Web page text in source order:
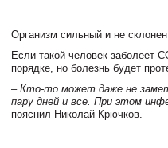
Организм сильный и не
Если такой человек заболеет
порядке, но болезнь будет
– Кто-то может даже не
пару дней и все. При этом
пояснил Николай Крючков.